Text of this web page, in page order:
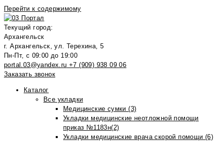
Перейти к содержимому
Текущий город:
Архангельск
г. Архангельск, ул. Терехина, 5
Пн-Пт, с 09:00 до 19:00
portal.03@yandex.ru +7 (909) 938 09 06
Заказать звонок
Каталог
Все укладки
Медицинские сумки (3)
Укладки медицинские неотложной помощи
приказ №1183н(2)
Укладки медицинские врача скорой помощи (6)